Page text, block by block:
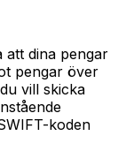
att dina pengar
pengar över
vill skicka
koden